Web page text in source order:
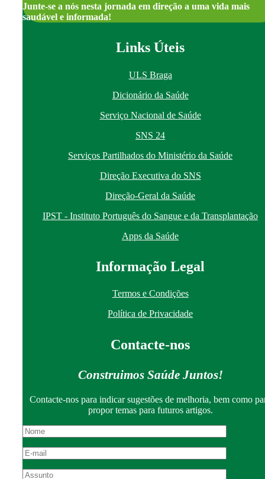
Junte-se a nós nesta jornada em direção a uma vida mais
saudável e informada!
Links Úteis
ULS Braga
Dicionário da Saúde
Serviço Nacional de Saúde
SNS 24
Serviços Partilhados do Ministério da Saúde
Direção Executiva do SNS
Direção-Geral da Saúde
IPST - Instituto Português do Sangue e da Transplantação
Apps da Saúde
Informação Legal
Termos e Condições
Política de Privacidade
Contacte-nos
Construimos Saúde Juntos!
Contacte-nos para indicar sugestões de melhoria, bem como
propor temas para futuros artigos.